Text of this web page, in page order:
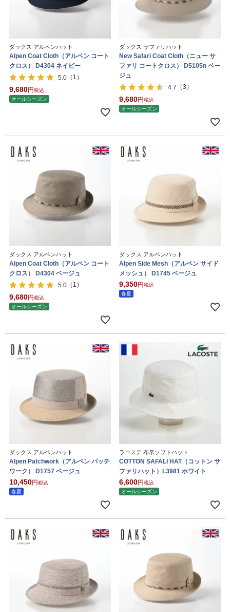
ダックス アルペンハット
Alpen Coat Cloth（アルペン コート
クロス） D4304 ネイビー
5.0 （1）
9,680
税込
オールシーズン
ダックス サファリハット
New Safari Coat Cloth（ニュー サ
ファリ コートクロス） D5105n ベー
ジュ
4.7 （3）
9,680
税込
オールシーズン
ダックス アルペンハット
Alpen Coat Cloth（アルペン コート
クロス） D4304 ベージュ
5.0 （1）
9,680
税込
オールシーズン
ダックス アルペンハット
Alpen Side Mesh（アルペン サイド
メッシュ） D1745 ベージュ
9,350
税込
春夏
ダックス アルペンハット
Alpen Patchwork（アルペン パッチ
ワーク） D1757 ベージュ
10,450
税込
春夏
ラコステ 布帛ソフトハット
COTTON SAFALI HAT（コットン サ
ファリハット）L3981 ホワイト
6,600
税込
オールシーズン